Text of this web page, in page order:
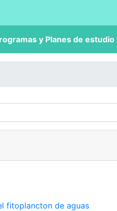
y Planes de estudio
fitoplancton de aguas